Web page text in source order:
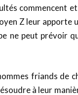
commencent
Z leur apporte
ne peut prévoir
friands de
à leur